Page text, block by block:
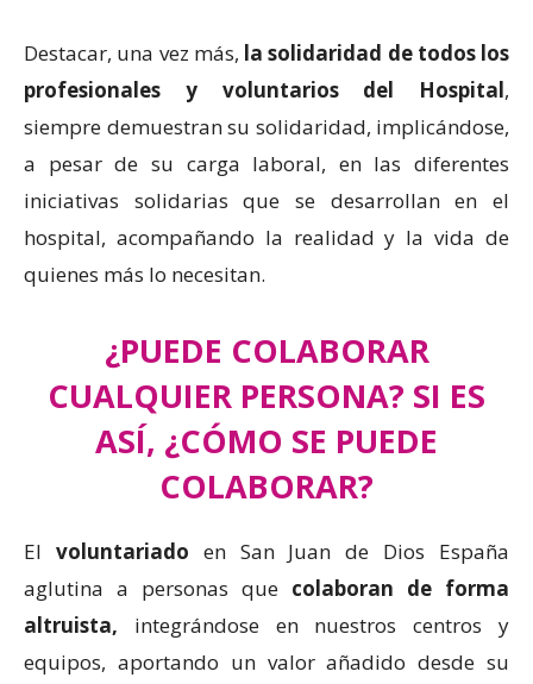
Destacar, una vez más, la solidaridad de todos los
profesionales y voluntarios del Hospital,
siempre demuestran su solidaridad, implicándose,
a pesar de su carga laboral, en las diferentes
iniciativas solidarias que se desarrollan en el
hospital, acompañando la realidad y la vida de
quienes más lo necesitan.
¿PUEDE COLABORAR
CUALQUIER PERSONA? SI ES
ASÍ, ¿CÓMO SE PUEDE
COLABORAR?
El voluntariado en San Juan de Dios España
aglutina a personas que colaboran de forma
altruista, integrándose en nuestros centros y
equipos, aportando un valor añadido desde su